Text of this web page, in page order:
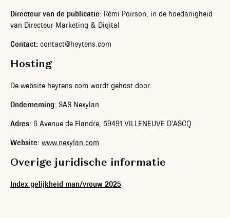
Directeur van de publicatie: Rémi Poirson, in de hoedanigheid
van Directeur Marketing & Digital
Contact: contact@heytens.com
Hosting
De website heytens.com wordt gehost door:
Onderneming: SAS Nexylan
Adres: 6 Avenue de Flandre, 59491 VILLENEUVE D’ASCQ
Website: www.nexylan.com
Overige juridische informatie
Index gelijkheid man/vrouw 2025